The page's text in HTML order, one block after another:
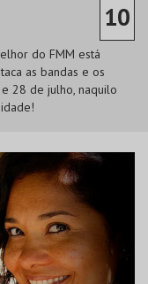
10
do FMM está
as bandas e os
28 de julho, naquilo